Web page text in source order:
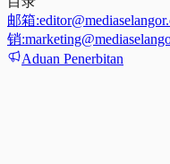
邮箱:
销:
Aduan Penerbitan